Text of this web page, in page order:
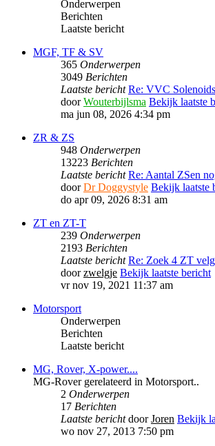
Onderwerpen
Berichten
Laatste bericht
MGF, TF & SV
365 Onderwerpen
3049 Berichten
Laatste bericht Re: VVC Solenoids
doorWouterbijlsma Bekijk laatste
ma jun 08, 2026 4:34 pm
ZR & ZS
948 Onderwerpen
13223 Berichten
Laatste bericht Re: Aantal ZSen
doorDr Doggystyle Bekijk laatste
do apr 09, 2026 8:31 am
ZT en ZT-T
239 Onderwerpen
2193 Berichten
Laatste bericht Re: Zoek 4 ZT
doorzwelgje Bekijk laatste bericht
vr nov 19, 2021 11:37 am
Motorsport
Onderwerpen
Berichten
Laatste bericht
MG, Rover, X-power....
MG-Rover gerelateerd in Motorsport..
2 Onderwerpen
17 Berichten
Laatste berichtdoorJoren Bekijk
wo nov 27, 2013 7:50 pm